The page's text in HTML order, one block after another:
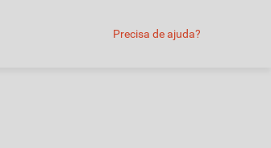
Precisa de ajuda?